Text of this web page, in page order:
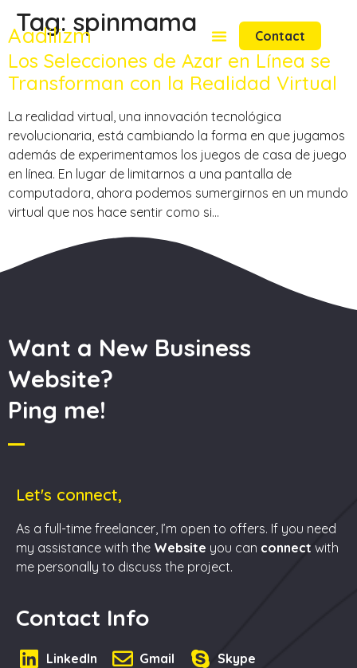
Aadilizm Contact
Tag: spinmama
Los Selecciones de Azar en Línea se
Transforman con la Realidad Virtual
La realidad virtual, una innovación tecnológica
revolucionaria, está cambiando la forma en que jugamos
además de experimentamos los juegos de casa de juego
en línea. En lugar de limitarnos a una pantalla de
computadora, ahora podemos sumergirnos en un mundo
virtual que nos hace sentir como si…
Want a New Business
Website?
Ping me!
Let's connect,
As a full-time freelancer, I’m open to offers. If you need
my assistance with the Website you can connect with
me personally to discuss the project.
Contact Info
LinkedIn Gmail Skype